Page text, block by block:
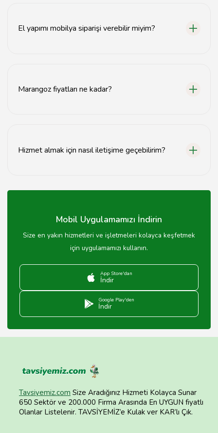
El yapımı mobilya siparişi verebilir miyim?
Marangoz fiyatları ne kadar?
Hizmet almak için nasıl iletişime geçebilirim?
sitelerinden veya telefonla ulaşabilirsiniz.
Mobil Uygulamamızı İndirin
Size en yakın hizmetleri ve işletmeleri kolayca keşfetmek
için uygulamamızı kullanın.
App Store'dan
İndir
Google Play'den
İndir
Tavsiyemiz.com Size Aradığınız Hizmeti Kolayca Sunar
650 Sektör ve 200.000 Firma Arasında En UYGUN fiyatlı
Olanlar Listelenir. TAVSİYEMİZ’e Kulak ver KAR’lı Çık.